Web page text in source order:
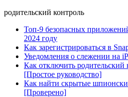
родительский контроль
Топ-9 безопасных
2024 году
Как зарегистрироваться в
Уведомления о слежении на
Как отключить родительский
[Простое руководство]
Как найти скрытые
[Проверено]